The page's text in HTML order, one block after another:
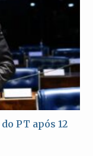
PT após 12